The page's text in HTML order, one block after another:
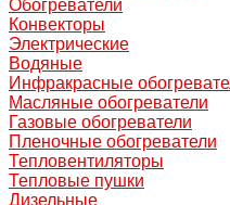
Обогреватели
Конвекторы
Электрические
Водяные
Инфракрасные
Масляные обогреватели
Газовые обогреватели
Пленочные обогреватели
Тепловентиляторы
Тепловые пушки
Дизельные